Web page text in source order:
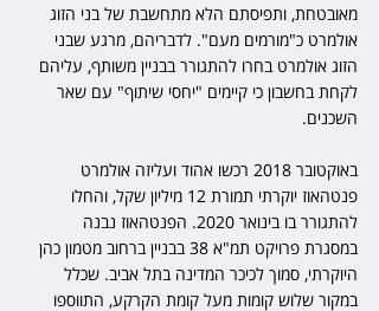
מאובטחת, ותפיסתם הלא מתחשבת של בני הזוג
אולמרט כ"מורמים מעם". לדבריהם, מרגע שבני
הזוג אולמרט בחרו להתגורר בבניין משותף, עליהם
לקחת בחשבון כי קיימים "יחסי שיתוף" עם שאר
השכנים.
באוקטובר 2018 רכשו אהוד ועליזה אולמרט
פנטהאוז יוקרתי תמורת 12 מיליון שקל, והחלו
להתגורר בו בינואר 2020. הפנטהאוז נבנה
במסגרת פרויקט תמ"א 38 בבניין ברחוב מטמון כהן
היוקרתי, סמוך לכיכר המדינה בתל אביב. שכלל
במקור שלוש קומות מעל קומת הקרקע, התווספו